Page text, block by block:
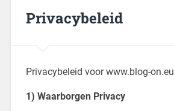
Privacybeleid
Privacybeleid voor www.blog-on.eu
1) Waarborgen Privacy